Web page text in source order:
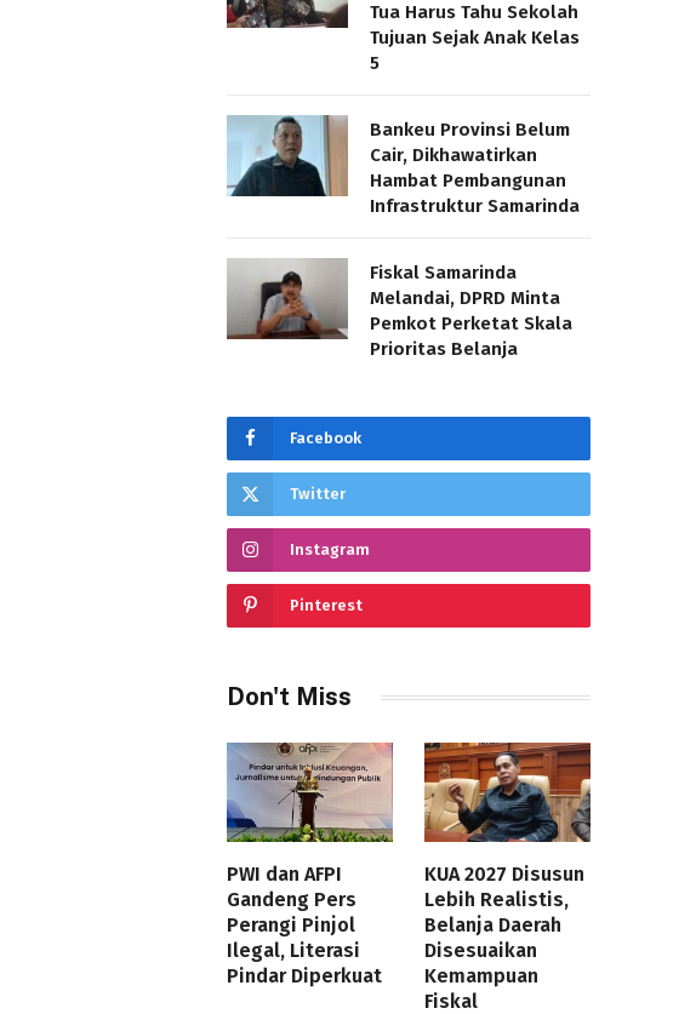
Tua Harus Tahu Sekolah
Tujuan Sejak Anak Kelas
5
Bankeu Provinsi Belum
Cair, Dikhawatirkan
Hambat Pembangunan
Infrastruktur Samarinda
Fiskal Samarinda
Melandai, DPRD Minta
Pemkot Perketat Skala
Prioritas Belanja
Facebook
Twitter
Instagram
Pinterest
Don't Miss
PWI dan AFPI
Gandeng Pers
Perangi Pinjol
Ilegal, Literasi
Pindar Diperkuat
KUA 2027 Disusun
Lebih Realistis,
Belanja Daerah
Disesuaikan
Kemampuan
Fiskal